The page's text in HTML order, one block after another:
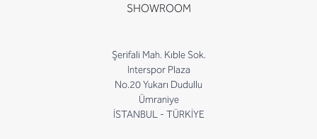
SHOWROOM
Şerifali Mah. Kıble Sok.
Interspor Plaza
No.20 Yukarı Dudullu
Ümraniye
İSTANBUL - TÜRKİYE